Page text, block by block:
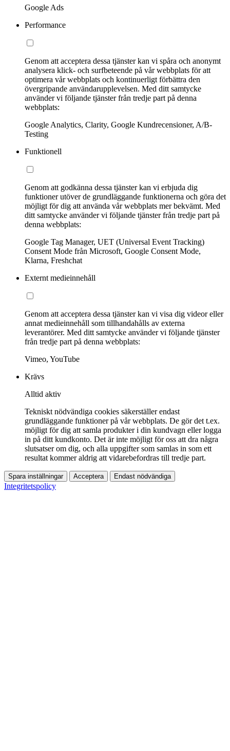
Google Ads
Performance
Genom att acceptera dessa tjänster kan vi spåra och anonymt
analysera klick- och surfbeteende på vår webbplats för att
optimera vår webbplats och kontinuerligt förbättra den
övergripande användarupplevelsen. Med ditt samtycke
använder vi följande tjänster från tredje part på denna
webbplats:
Google Analytics, Clarity, Google Kundrecensioner, A/B-
Testing
Funktionell
Genom att godkänna dessa tjänster kan vi erbjuda dig
funktioner utöver de grundläggande funktionerna och göra det
möjligt för dig att använda vår webbplats mer bekvämt. Med
ditt samtycke använder vi följande tjänster från tredje part på
denna webbplats:
Google Tag Manager, UET (Universal Event Tracking)
Consent Mode från Microsoft, Google Consent Mode,
Klarna, Freshchat
Externt medieinnehåll
Genom att acceptera dessa tjänster kan vi visa dig videor eller
annat medieinnehåll som tillhandahålls av externa
leverantörer. Med ditt samtycke använder vi följande tjänster
från tredje part på denna webbplats:
Vimeo, YouTube
Krävs
Alltid aktiv
Tekniskt nödvändiga cookies säkerställer endast
grundläggande funktioner på vår webbplats. De gör det t.ex.
möjligt för dig att samla produkter i din kundvagn eller logga
in på ditt kundkonto. Det är inte möjligt för oss att dra några
slutsatser om dig, och alla uppgifter som samlas in som ett
resultat kommer aldrig att vidarebefordras till tredje part.
Spara inställningar Acceptera Endast nödvändiga
Integritetspolicy